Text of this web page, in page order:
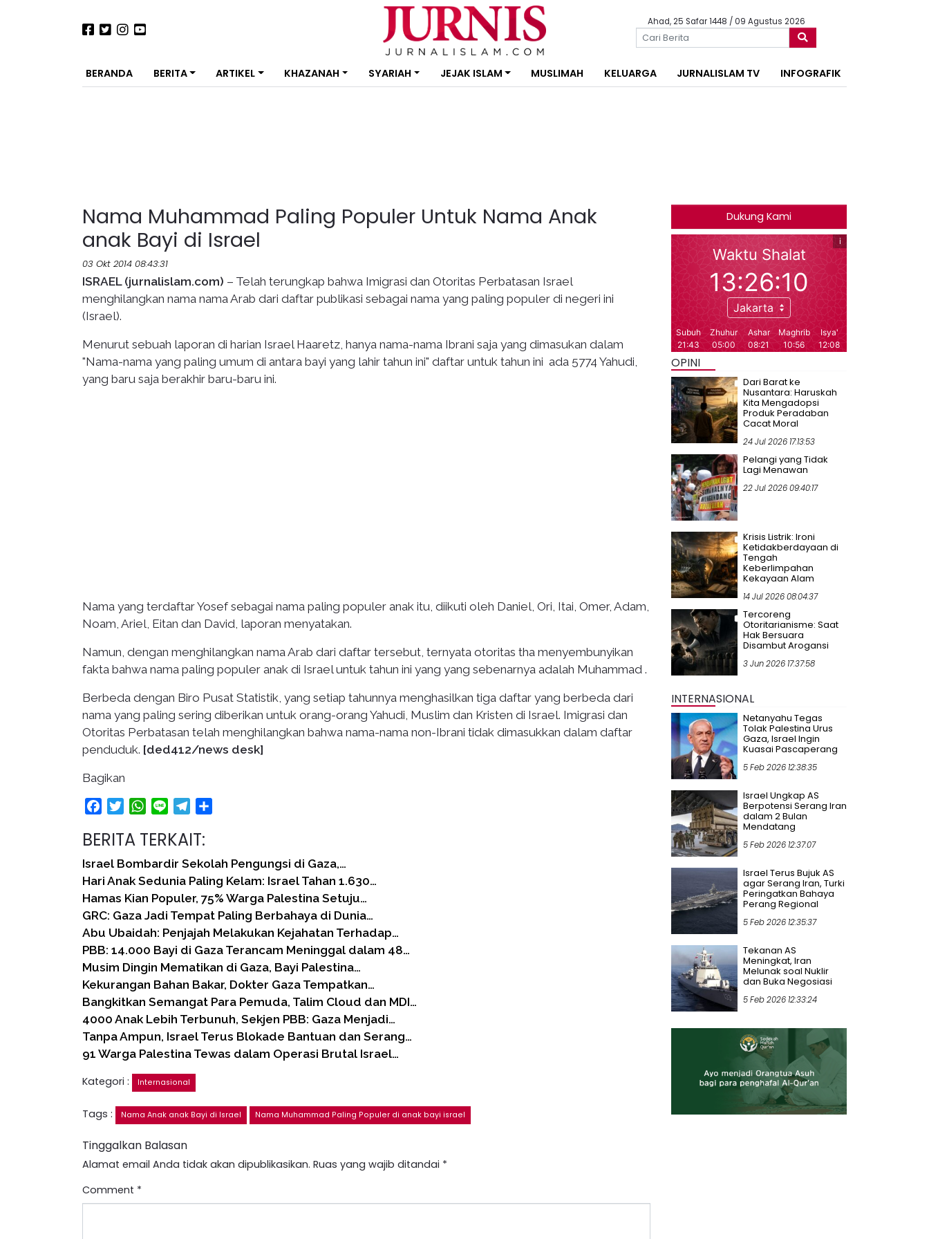
Ahad, 25 Safar 1448 / 09 Agustus 2026
BERANDA BERITA ARTIKEL KHAZANAH SYARIAH JEJAK ISLAM MUSLIMAH KELUARGA JURNALISLAM TV INFOGRAFIK
Nama Muhammad Paling Populer Untuk Nama Anak
anak Bayi di Israel
03 Okt 2014 08:43:31
ISRAEL (jurnalislam.com) – Telah terungkap bahwa Imigrasi dan Otoritas Perbatasan Israel
menghilangkan nama nama Arab dari daftar publikasi sebagai nama yang paling populer di negeri ini
(Israel).
Menurut sebuah laporan di harian Israel Haaretz, hanya nama-nama Ibrani saja yang dimasukan dalam
"Nama-nama yang paling umum di antara bayi yang lahir tahun ini" daftar untuk tahun ini ada 5774 Yahudi,
yang baru saja berakhir baru-baru ini.
Nama yang terdaftar Yosef sebagai nama paling populer anak itu, diikuti oleh Daniel, Ori, Itai, Omer, Adam,
Noam, Ariel, Eitan dan David, laporan menyatakan.
Namun, dengan menghilangkan nama Arab dari daftar tersebut, ternyata otoritas tha menyembunyikan
fakta bahwa nama paling populer anak di Israel untuk tahun ini yang yang sebenarnya adalah Muhammad .
Berbeda dengan Biro Pusat Statistik, yang setiap tahunnya menghasilkan tiga daftar yang berbeda dari
nama yang paling sering diberikan untuk orang-orang Yahudi, Muslim dan Kristen di Israel. Imigrasi dan
Otoritas Perbatasan telah menghilangkan bahwa nama-nama non-Ibrani tidak dimasukkan dalam daftar
penduduk. [ded412/news desk]
Bagikan
FacebookTwitterWhatsApp
Line Telegram
BERITA TERKAIT:
Israel Bombardir Sekolah Pengungsi di Gaza,…
Hari Anak Sedunia Paling Kelam: Israel Tahan 1.630…
Hamas Kian Populer, 75% Warga Palestina Setuju…
GRC: Gaza Jadi Tempat Paling Berbahaya di Dunia…
Abu Ubaidah: Penjajah Melakukan Kejahatan Terhadap…
PBB: 14.000 Bayi di Gaza Terancam Meninggal dalam 48…
Musim Dingin Mematikan di Gaza, Bayi Palestina…
Kekurangan Bahan Bakar, Dokter Gaza Tempatkan…
Bangkitkan Semangat Para Pemuda, Talim Cloud dan MDI…
4000 Anak Lebih Terbunuh, Sekjen PBB: Gaza Menjadi…
Tanpa Ampun, Israel Terus Blokade Bantuan dan Serang…
91 Warga Palestina Tewas dalam Operasi Brutal Israel…
Kategori :
Internasional
Tags : Nama Anak anak Bayi di Israel Nama Muhammad Paling Populer di anak bayi israel
Tinggalkan Balasan
Alamat email Anda tidak akan dipublikasikan. Ruas yang wajib ditandai *
Comment *
Dukung Kami
OPINI
Dari Barat ke
Nusantara: Haruskah
Kita Mengadopsi
Produk Peradaban
Cacat Moral
24 Jul 2026 17:13:53
Pelangi yang Tidak
Lagi Menawan
22 Jul 2026 09:40:17
Krisis Listrik: Ironi
Ketidakberdayaan di
Tengah
Keberlimpahan
Kekayaan Alam
14 Jul 2026 08:04:37
Tercoreng
Otoritarianisme: Saat
Hak Bersuara
Disambut Arogansi
3 Jun 2026 17:37:58
INTERNASIONAL
Netanyahu Tegas
Tolak Palestina Urus
Gaza, Israel Ingin
Kuasai Pascaperang
5 Feb 2026 12:38:35
Israel Ungkap AS
Berpotensi Serang Iran
dalam 2 Bulan
Mendatang
5 Feb 2026 12:37:07
Israel Terus Bujuk AS
agar Serang Iran, Turki
Peringatkan Bahaya
Perang Regional
5 Feb 2026 12:35:37
Tekanan AS
Meningkat, Iran
Melunak soal Nuklir
dan Buka Negosiasi
5 Feb 2026 12:33:24